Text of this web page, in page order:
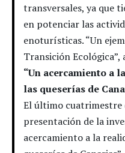
transversales, ya que
en potenciar las
enoturísticas. “Un
Transición Ecológica”,
“Un acercamiento a
las queserías de
El último
presentación de la
acercamiento a la